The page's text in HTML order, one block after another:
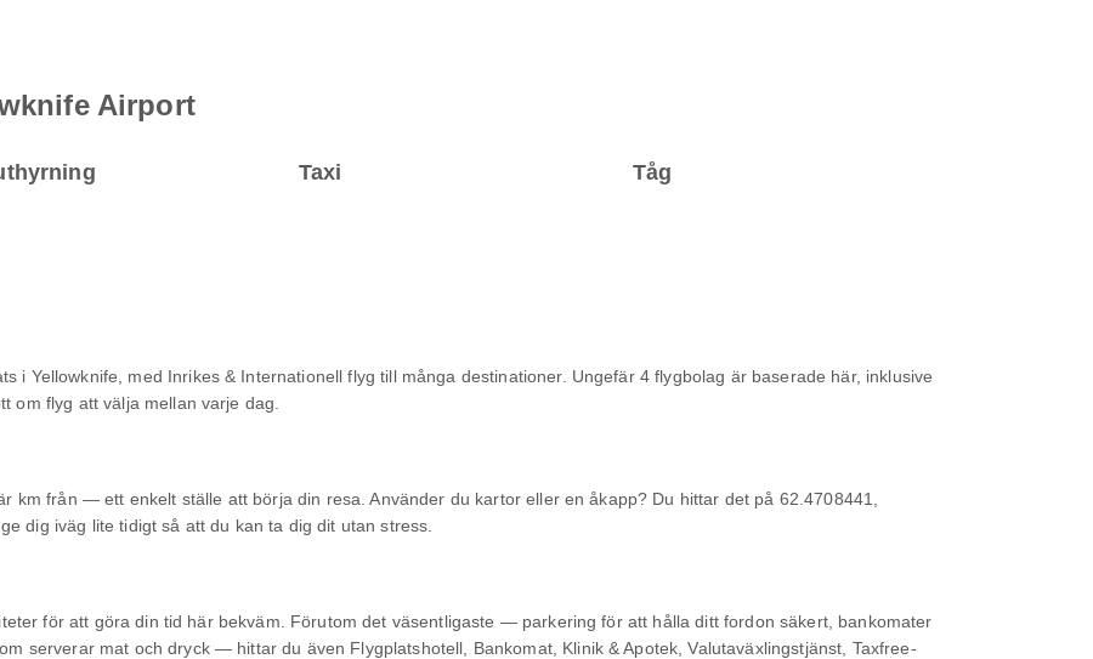
Airport
Taxi Tåg
i Yellowknife, med Inrikes & Internationell flyg till många destinationer. Ungefär 4 flygbolag är baserade här, inklusive
om flyg att välja mellan varje dag.
km från — ett enkelt ställe att börja din resa. Använder du kartor eller en åkapp? Du hittar det på 62.4708441,
dig iväg lite tidigt så att du kan ta dig dit utan stress.
för att göra din tid här bekväm. Förutom det väsentligaste — parkering för att hålla ditt fordon säkert, bankomater
serverar mat och dryck — hittar du även Flygplatshotell, Bankomat, Klinik & Apotek, Valutaväxlingstjänst, Taxfree-